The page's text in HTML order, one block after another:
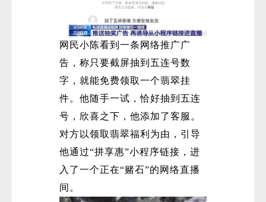
网民小陈看到一条网络推广广
告，称只要截屏抽到五连号数
字，就能免费领取一个翡翠挂
件。他随手一试，恰好抽到五连
号，欣喜之下，他添加了客服。
对方以领取翡翠福利为由，引导
他通过“拼享惠”小程序链接，进
入了一个正在“赌石”的网络直播
间。